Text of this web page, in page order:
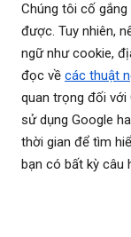
Chúng tôi cố
được. Tuy nhiên,
ngữ như cookie,
đọc về các thuật
quan trọng đối với
sử dụng Google
thời gian để tìm
bạn có bất kỳ câu